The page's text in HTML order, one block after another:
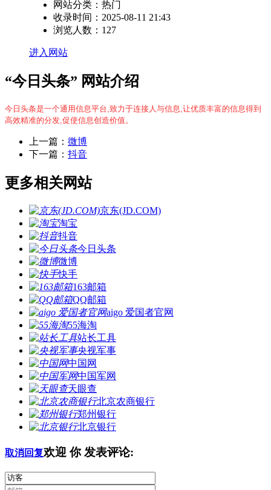
网站分类： 热门
收录时间： 2025-08-11 21:43
浏览人数： 127
进入网站
“今日头条” 网站介绍
今日头条是一个通用信息平台,致力于连接人与信息,让优质丰富的信息得到
高效精准的分发,促使信息创造价值。
上一篇： 微博
下一篇： 抖音
更多相关网站
京东(JD.COM)
淘宝
抖音
今日头条
微博
快手
163邮箱
QQ邮箱
aigo 爱国者官网
55海淘
站长工具
央视军事
中国网
中国军网
天眼查
北京农商银行
郑州银行
北京银行
取消回复欢迎 你发表评论: